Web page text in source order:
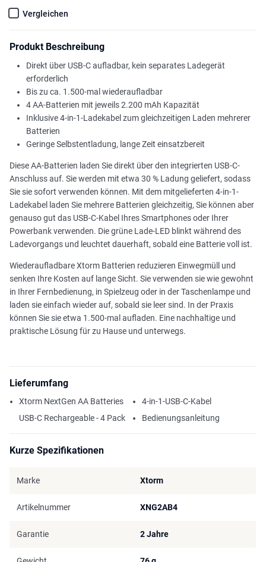
Vergleichen
Produkt Beschreibung
Direkt über USB-C aufladbar, kein separates Ladegerät
erforderlich
Bis zu ca. 1.500-mal wiederaufladbar
4 AA-Batterien mit jeweils 2.200 mAh Kapazität
Inklusive 4-in-1-Ladekabel zum gleichzeitigen Laden mehrerer
Batterien
Geringe Selbstentladung, lange Zeit einsatzbereit
Diese AA-Batterien laden Sie direkt über den integrierten USB-C-
Anschluss auf. Sie werden mit etwa 30 % Ladung geliefert, sodass
Sie sie sofort verwenden können. Mit dem mitgelieferten 4-in-1-
Ladekabel laden Sie mehrere Batterien gleichzeitig, Sie können aber
genauso gut das USB-C-Kabel Ihres Smartphones oder Ihrer
Powerbank verwenden. Die grüne Lade-LED blinkt während des
Ladevorgangs und leuchtet dauerhaft, sobald eine Batterie voll ist.
Wiederaufladbare Xtorm Batterien reduzieren Einwegmüll und
senken Ihre Kosten auf lange Sicht. Sie verwenden sie wie gewohnt
in Ihrer Fernbedienung, in Spielzeug oder in der Taschenlampe und
laden sie einfach wieder auf, sobald sie leer sind. In der Praxis
können Sie sie etwa 1.500-mal aufladen. Eine nachhaltige und
praktische Lösung für zu Hause und unterwegs.
Lieferumfang
Xtorm NextGen AA Batteries
USB-C Rechargeable - 4 Pack
4-in-1-USB-C-Kabel
Bedienungsanleitung
Kurze Spezifikationen
Marke Xtorm
Artikelnummer XNG2AB4
Garantie 2 Jahre